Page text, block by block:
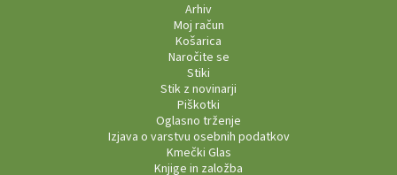
Arhiv
Moj račun
Košarica
Naročite se
Stiki
Stik z novinarji
Piškotki
Oglasno trženje
Izjava o varstvu osebnih podatkov
Kmečki Glas
Knjige in založba